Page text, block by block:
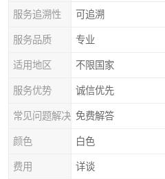
服务追溯性 可追溯
服务品质 专业
适用地区 不限国家
服务优势 诚信优先
常见问题解决 免费解答
颜色 白色
费用 详谈